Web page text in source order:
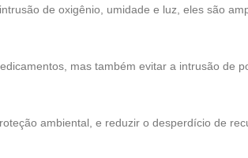
de oxigênio, umidade e luz, eles são
mas também evitar a intrusão de
ambiental, e reduzir o desperdício de